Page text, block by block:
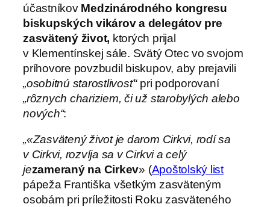
účastníkov Medzinárodného kongresu
biskupských vikárov a delegátov pre
zasvätený život, ktorých prijal
v Klementínskej sále. Svätý Otec vo svojom
príhovore povzbudil biskupov, aby prejavili
„osobitnú starostlivosť“pri podporovaní
„rôznych chariziem, či už starobylých alebo
nových“:
„«Zasvätený život je darom Cirkvi, rodí sa
v Cirkvi, rozvíja sa v Cirkvi a celý
jezameraný na Cirkev» (Apoštolský list
pápeža Františka všetkým zasväteným
osobám pri príležitosti Roku zasväteného